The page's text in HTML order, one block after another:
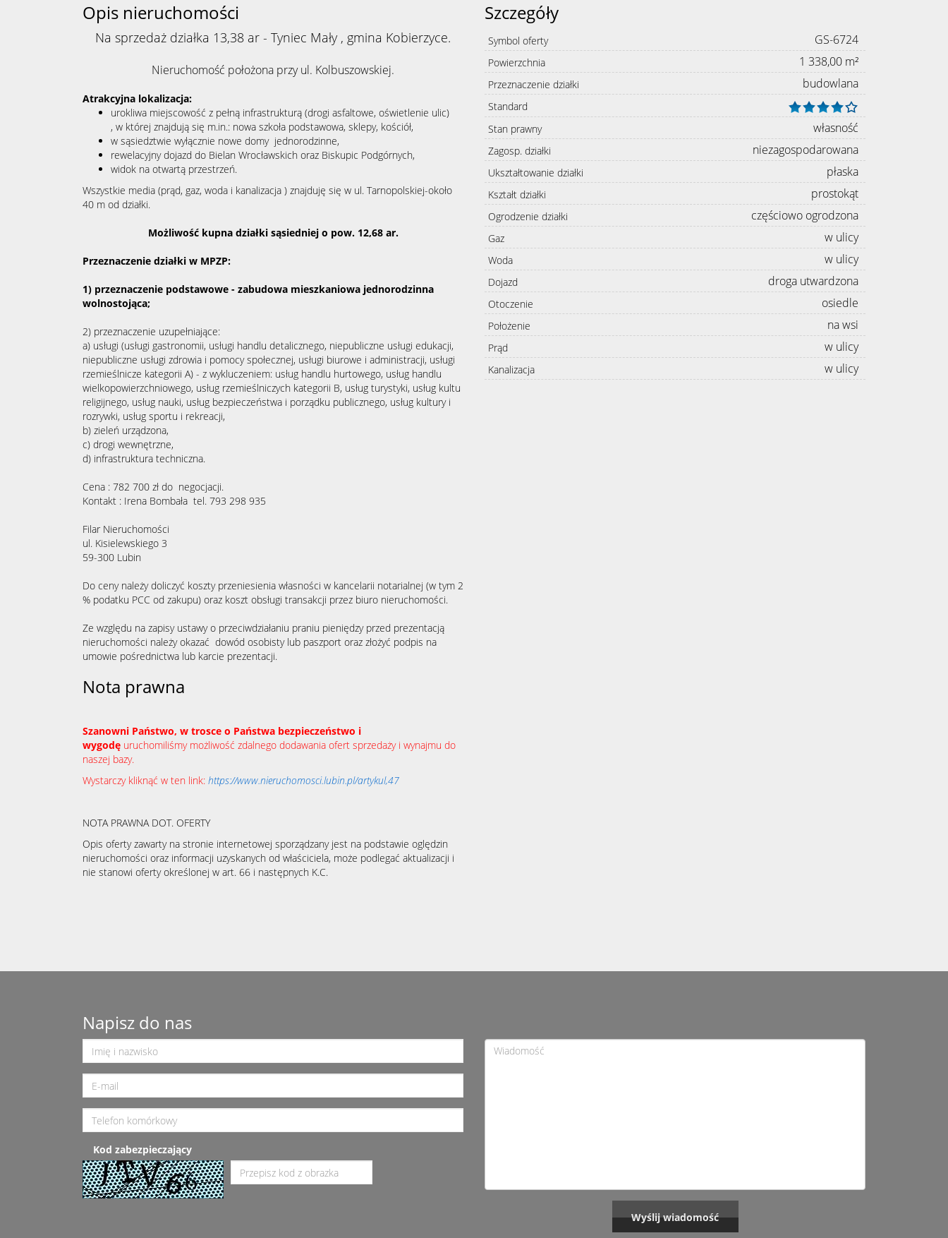
Opis nieruchomości
Na sprzedaż działka 13,38 ar - Tyniec Mały , gmina Kobierzyce.
Nieruchomość położona przy ul. Kolbuszowskiej.
Atrakcyjna lokalizacja:
urokliwa miejscowość z pełną infrastrukturą (drogi asfaltowe, oświetlenie ulic)
, w której znajdują się m.in.: nowa szkoła podstawowa, sklepy, kościół,
w sąsiedztwie wyłącznie nowe domy jednorodzinne,
rewelacyjny dojazd do Bielan Wrocławskich oraz Biskupic Podgórnych,
widok na otwartą przestrzeń.
Wszystkie media (prąd, gaz, woda i kanalizacja ) znajduję się w ul. Tarnopolskiej-około
40 m od działki.
Możliwość kupna działki sąsiedniej o pow. 12,68 ar.
Przeznaczenie działki w MPZP:
1) przeznaczenie podstawowe - zabudowa mieszkaniowa jednorodzinna
wolnostojąca;
2) przeznaczenie uzupełniające:
a) usługi (usługi gastronomii, usługi handlu detalicznego, niepubliczne usługi edukacji,
niepubliczne usługi zdrowia i pomocy społecznej, usługi biurowe i administracji, usługi
rzemieślnicze kategorii A) - z wykluczeniem: usług handlu hurtowego, usług handlu
wielkopowierzchniowego, usług rzemieślniczych kategorii B, usług turystyki, usług kultu
religijnego, usług nauki, usług bezpieczeństwa i porządku publicznego, usług kultury i
rozrywki, usług sportu i rekreacji,
b) zieleń urządzona,
c) drogi wewnętrzne,
d) infrastruktura techniczna.
Cena : 782 700 zł do negocjacji.
Kontakt : Irena Bombała tel. 793 298 935
Filar Nieruchomości
ul. Kisielewskiego 3
59-300 Lubin
Do ceny należy doliczyć koszty przeniesienia własności w kancelarii notarialnej (w tym 2
% podatku PCC od zakupu) oraz koszt obsługi transakcji przez biuro nieruchomości.
Ze względu na zapisy ustawy o przeciwdziałaniu praniu pieniędzy przed prezentacją
nieruchomości należy okazać dowód osobisty lub paszport oraz złożyć podpis na
umowie pośrednictwa lub karcie prezentacji.
Nota prawna
Szanowni Państwo, w trosce o Państwa bezpieczeństwo i
wygodę uruchomiliśmy możliwość zdalnego dodawania ofert sprzedaży i wynajmu do
naszej bazy.
Wystarczy kliknąć w ten link: https://www.nieruchomosci.lubin.pl/artykul,47
NOTA PRAWNA DOT. OFERTY
Opis oferty zawarty na stronie internetowej sporządzany jest na podstawie oględzin
nieruchomości oraz informacji uzyskanych od właściciela, może podlegać aktualizacji i
nie stanowi oferty określonej w art. 66 i następnych K.C.
Szczegóły
Symbol oferty GS-6724
Powierzchnia 1 338,00 m²
Przeznaczenie działki budowlana
Standard
Stan prawny
własność
Zagosp. działki niezagospodarowana
Ukształtowanie działki płaska
Kształt działki prostokąt
Ogrodzenie działki częściowo ogrodzona
Gaz w ulicy
Woda w ulicy
Dojazd droga utwardzona
Otoczenie osiedle
Położenie na wsi
Prąd w ulicy
Kanalizacja w ulicy
Napisz do nas
Kod zabezpieczający